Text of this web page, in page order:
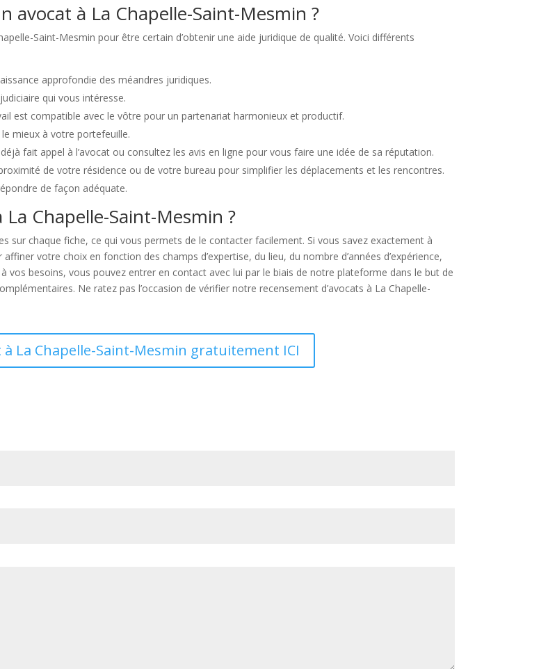
avocat à La Chapelle-Saint-Mesmin ?
Saint-Mesmin pour être certain d’obtenir une aide juridique de qualité. Voici différents
approfondie des méandres juridiques.
qui vous intéresse.
est compatible avec le vôtre pour un partenariat harmonieux et productif.
mieux à votre portefeuille.
fait appel à l’avocat ou consultez les avis en ligne pour vous faire une idée de sa réputation.
de votre résidence ou de votre bureau pour simplifier les déplacements et les rencontres.
de façon adéquate.
Chapelle-Saint-Mesmin ?
sur chaque fiche, ce qui vous permets de le contacter facilement. Si vous savez exactement à
votre choix en fonction des champs d’expertise, du lieu, du nombre d’années d’expérience,
vos besoins, vous pouvez entrer en contact avec lui par le biais de notre plateforme dans le but de
Ne ratez pas l’occasion de vérifier notre recensement d’avocats à La Chapelle-
à La Chapelle-Saint-Mesmin gratuitement ICI